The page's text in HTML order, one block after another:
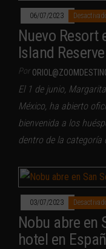
06/07/2023
Nuevo Resort
Island
Por
El 1 de junio,
México, ha abierto
bienvenida a los
dentro de la categoría
03/07/2023
Nobu abre en
hotel en